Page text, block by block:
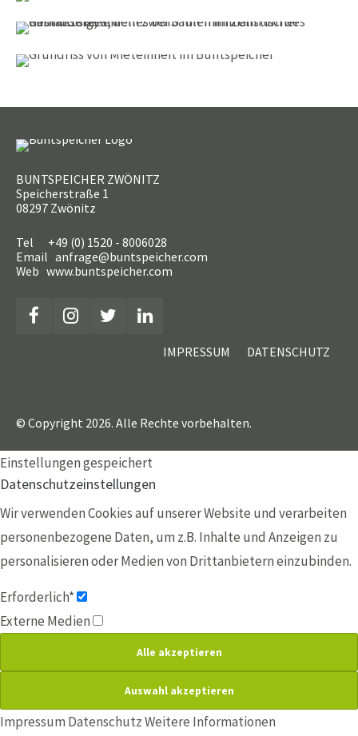
BUNTSPEICHER ZWÖNITZ
Speicherstraße 1
08297 Zwönitz
Tel +49 (0) 1520 - 8006028
Email anfrage@buntspeicher.com
Web www.buntspeicher.com
IMPRESSUM DATENSCHUTZ
© Copyright 2026. Alle Rechte vorbehalten.
Einstellungen gespeichert
Datenschutzeinstellungen
Wir verwenden Cookies auf unserer Website und verarbeiten
personenbezogene Daten, um z.B. Inhalte und Anzeigen zu
personalisieren oder Medien von Drittanbietern einzubinden.
Erforderlich*
Externe Medien
Impressum DatenschutzWeitere Informationen